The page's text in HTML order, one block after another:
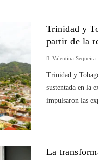
Trinidad y
partir de la
Valentina Sequeira
Trinidad y
sustentada en la
impulsaron las
La